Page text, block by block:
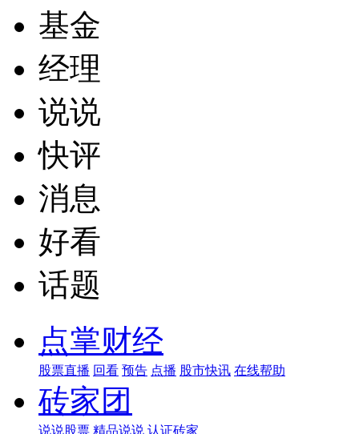
基金
经理
说说
快评
消息
好看
话题
点掌财经
股票直播 回看 预告 点播 股市快讯 在线帮助
砖家团
说说股票 精品说说 认证砖家